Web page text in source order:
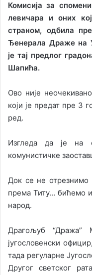
Комисија за
левичара и оних
страном, одбила
Ђенерала Драже на
је тај предлог
Шапића.
Ово није
који је предат пре 3
ред.
Изгледа да је на
комунистичке
Док се не отрезнимо
према Титу… бићемо
народ.
Драгољуб “Дража”
југословенски
тада регуларне
Другог светског